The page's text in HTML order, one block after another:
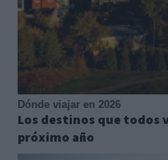
Dónde viajar en 2026
Los destinos que todos
próximo año